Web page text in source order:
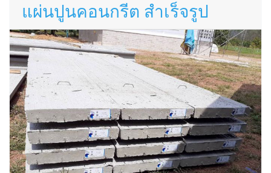
แผ่นปูนคอนกรีต สำเร็จรูป